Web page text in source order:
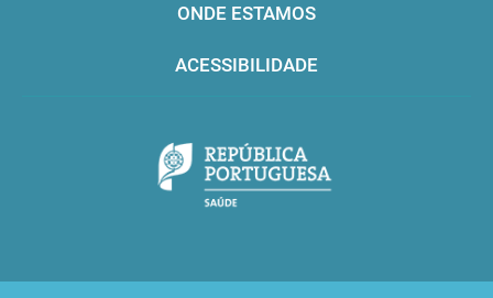
ONDE ESTAMOS
ACESSIBILIDADE
Infarmed © 2016. Todos os direitos reservados